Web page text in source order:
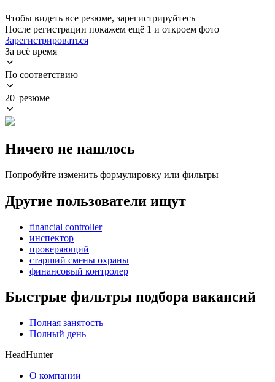
Чтобы видеть все резюме, зарегистрируйтесь
После регистрации покажем ещё 1 и откроем фото
Зарегистрироваться
За всё время
По соответствию
20 резюме
Ничего не нашлось
Попробуйте изменить формулировку или фильтры
Другие пользователи ищут
financial controller
инспектор
проверяющий
старший смены охраны
финансовый контролер
Быстрые фильтры подбора вакансий
Полная занятость
Полный день
HeadHunter
О компании